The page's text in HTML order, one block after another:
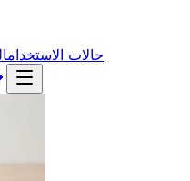
حالات الاستخدام